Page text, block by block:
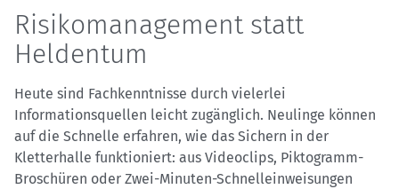
Risikomanagement statt
Heldentum
Heute sind Fachkenntnisse durch vielerlei
Informationsquellen leicht zugänglich. Neulinge können
auf die Schnelle erfahren, wie das Sichern in der
Kletterhalle funktioniert: aus Videoclips, Piktogramm-
Broschüren oder Zwei-Minuten-Schnelleinweisungen